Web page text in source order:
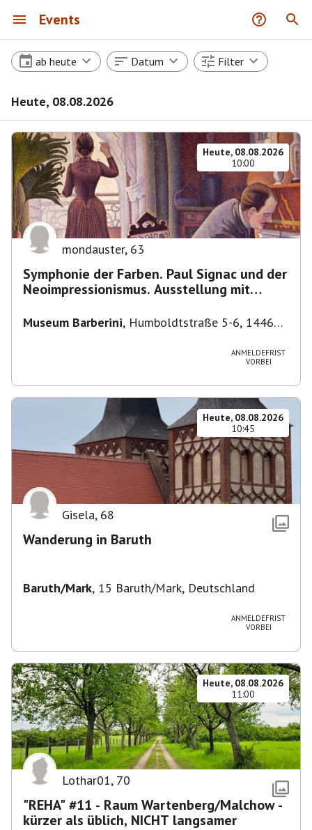
Events
ab heute Datum Filter
Heute, 08.08.2026
Heute, 08.08.2026
10:00
mondauster, 63
Symphonie der Farben. Paul Signac und der
Neoimpressionismus. Ausstellung mit
Museum Barberini, Humboldtstraße 5-6, 14467
ANMELDEFRIST
VORBEI
Heute, 08.08.2026
10:45
Gisela, 68
Wanderung in Baruth
Baruth/Mark, 15 Baruth/Mark, Deutschland
ANMELDEFRIST
VORBEI
Heute, 08.08.2026
11:00
Lothar01, 70
"REHA" #11 - Raum Wartenberg/Malchow -
kürzer als üblich, NICHT langsamer